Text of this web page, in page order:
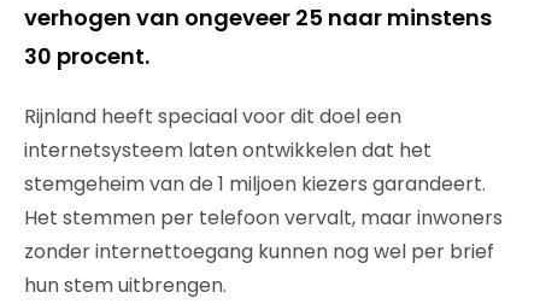
verhogen van ongeveer 25 naar minstens
30 procent.
Rijnland heeft speciaal voor dit doel een
internetsysteem laten ontwikkelen dat het
stemgeheim van de 1 miljoen kiezers garandeert.
Het stemmen per telefoon vervalt, maar inwoners
zonder internettoegang kunnen nog wel per brief
hun stem uitbrengen.